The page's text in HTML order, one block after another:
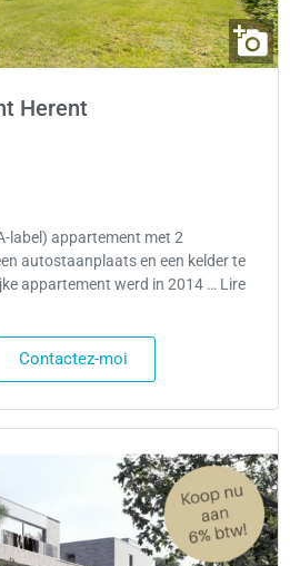
Herent
label) appartement met 2
autostaanplaats en een kelder te
appartement werd in 2014 … Lire
Contactez-moi